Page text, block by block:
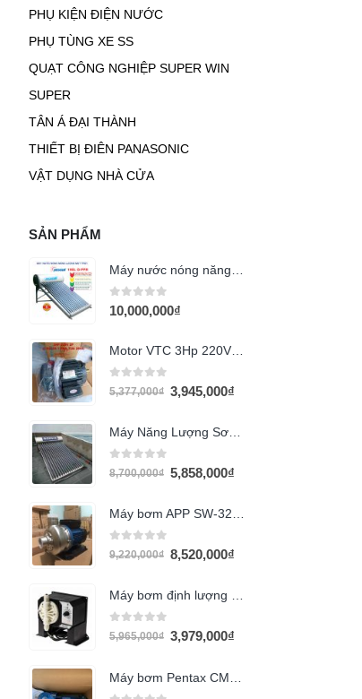
PHỤ KIỆN ĐIỆN NƯỚC
PHỤ TÙNG XE SS
QUẠT CÔNG NGHIỆP SUPER WIN
SUPER
TÂN Á ĐẠI THÀNH
THIẾT BỊ ĐIÊN PANASONIC
VẬT DỤNG NHÀ CỬA
SẢN PHẨM
0 out of 5
10,000,000₫
0 out of 5
5,377,000₫ 3,945,000₫
0 out of 5
8,700,000₫ 5,858,000₫
0 out of 5
9,220,000₫ 8,520,000₫
0 out of 5
5,965,000₫ 3,979,000₫